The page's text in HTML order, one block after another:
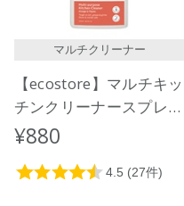
マルチクリーナー
【ecostore】マルチキッ
チンクリーナースプレー
＜オレンジ＆タイム＞
¥880